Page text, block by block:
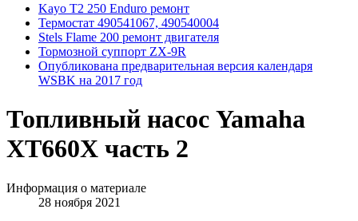
Kayo T2 250 Enduro ремонт
Термостат 490541067, 490540004
Stels Flame 200 ремонт двигателя
Тормозной суппорт ZX-9R
Опубликована предварительная версия календаря
WSBK на 2017 год
Топливный насос Yamaha
XT660X часть 2
Информация о материале
28 ноября 2021